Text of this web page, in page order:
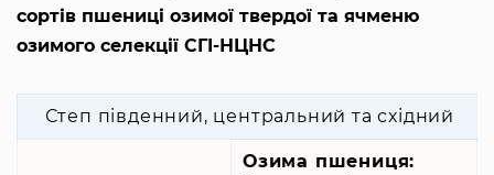
сортів пшениці озимої твердої та ячменю
озимого селекції СГІ-НЦНС
Степ південний, центральний та східний
Озима пшениця: